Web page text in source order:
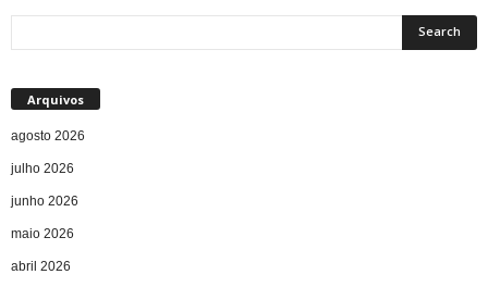
Arquivos
agosto 2026
julho 2026
junho 2026
maio 2026
abril 2026